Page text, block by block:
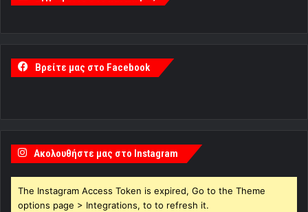
Βρείτε μας στο Facebook
Ακολουθήστε μας στο Instagram
The Instagram Access Token is expired, Go to the Theme
options page > Integrations, to to refresh it.